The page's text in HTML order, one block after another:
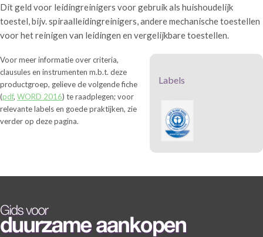
Dit geld voor leidingreinigers voor gebruik als huishoudelijk
toestel, bijv. spiraalleidingreinigers, andere mechanische toestellen
voor het reinigen van leidingen en vergelijkbare toestellen.
Voor meer informatie over criteria,
clausules en instrumenten m.b.t. deze
productgroep, gelieve de volgende fiche
(pdf, WORD 2016) te raadplegen; voor
relevante labels en goede praktijken, zie
verder op deze pagina.
Labels